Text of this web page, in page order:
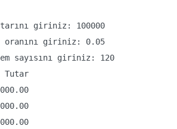
giriniz: 100000
oranını giriniz: 0.05
sayısını giriniz: 120
Tutar